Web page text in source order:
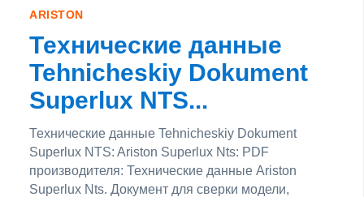
ARISTON
Технические данные
Tehnicheskiy Dokument
Superlux NTS...
Технические данные Tehnicheskiy Dokument
Superlux NTS: Ariston Superlux Nts: PDF
производителя: Технические данные Ariston
Superlux Nts. Документ для сверки модели,